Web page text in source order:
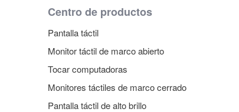
Centro de productos
Pantalla táctil
Monitor táctil de marco abierto
Tocar computadoras
Monitores táctiles de marco cerrado
Pantalla táctil de alto brillo